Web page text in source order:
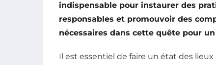
indispensable pour instaurer des
responsables et promouvoir des
nécessaires dans cette quête pour
Il est essentiel de faire un état des